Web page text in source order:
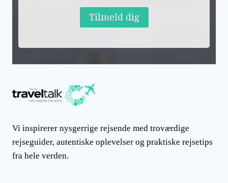
Tilmeld dig
Vi inspirerer nysgerrige rejsende med troværdige
rejseguider, autentiske oplevelser og praktiske rejsetips
fra hele verden.